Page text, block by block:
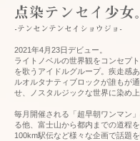
点染テンセイ少女
-テンセンテンセイショウジョ-
2021年4月23日デビュー。
ライトノベルの世界観をコンセプ
を歌うアイドルグループ。疾走感
ルオルタナティブロックが誰もが
せ、ノスタルジックな世界に染め上
毎月開催される「超早朝ワンマン
る他、富士山から都内までの道程
100km駅伝など様々な企画で話題を